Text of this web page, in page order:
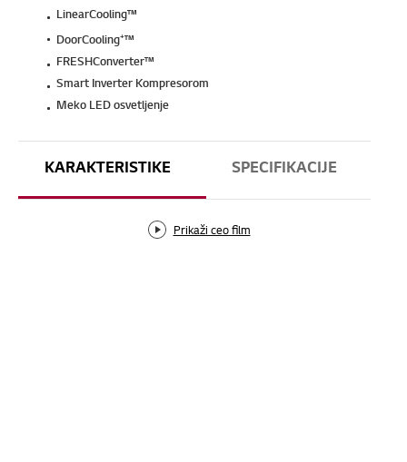
LinearCooling™
DoorCooling⁺™
FRESHConverter™
Smart Inverter Kompresorom
Meko LED osvetljenje
KARAKTERISTIKE SPECIFIKACIJE